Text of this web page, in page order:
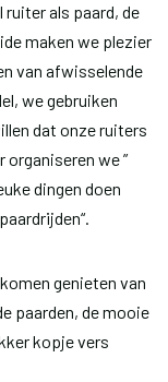
als paard, de
maken we plezier
van afwisselende
we gebruiken
dat onze ruiters
we ”
dingen doen
genieten van
paarden, de mooie
kopje vers